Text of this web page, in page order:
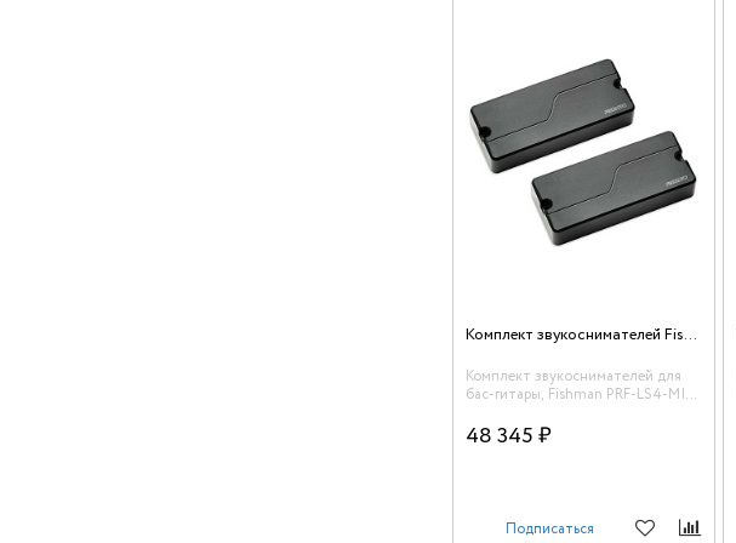
Комплект звукоснимателей Fishman PRF-LS4-MI2 Fluence Mike Inez
Комплект звукоснимателей для
бас-гитары, Fishman PRF-LS4-MI2
48 345 ₽
Подписаться